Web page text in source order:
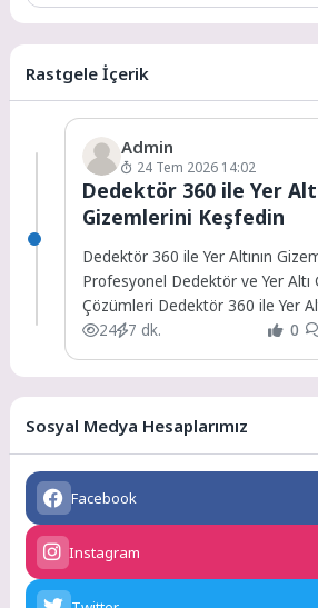
Rastgele İçerik
Admin
24 Tem 2026 14:02
Dedektör 360 ile Yer
Gizemlerini Keşfedin
Dedektör 360 ile Yer Altının
Profesyonel Dedektör ve Yer
Çözümleri Dedektör 360 ile Yer
24 7 dk. 0
Sosyal Medya Hesaplarımız
Facebook
Instagram